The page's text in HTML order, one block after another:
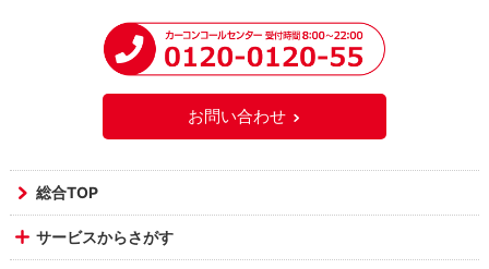
お問い合わせ
総合TOP
サービスからさがす